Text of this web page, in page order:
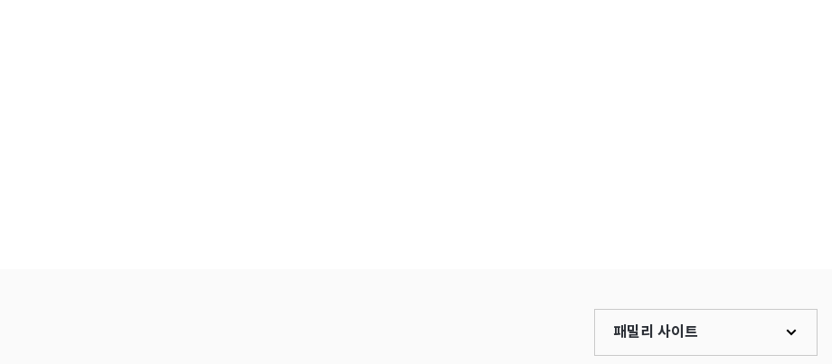
패밀리 사이트